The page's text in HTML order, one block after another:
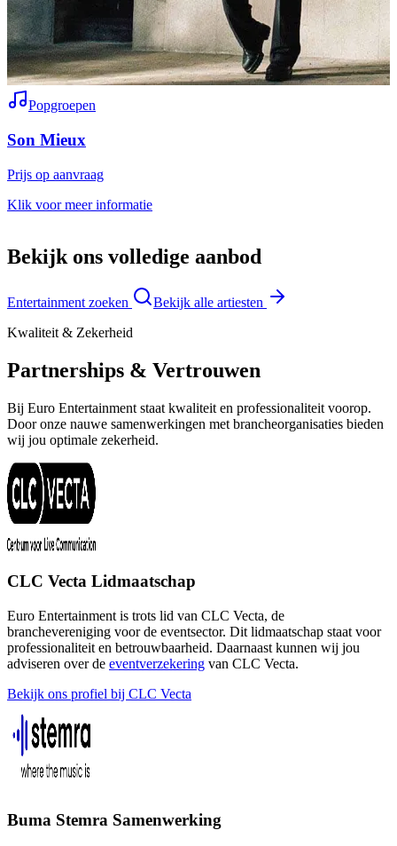
Popgroepen
Son Mieux
Prijs op aanvraag
Klik voor meer informatie
Bekijk ons volledige aanbod
Entertainment zoeken
Bekijk alle artiesten
Kwaliteit & Zekerheid
Partnerships & Vertrouwen
Bij Euro Entertainment staat kwaliteit en professionaliteit voorop.
Door onze nauwe samenwerkingen met brancheorganisaties bieden
wij jou optimale zekerheid.
CLC Vecta Lidmaatschap
Euro Entertainment is trots lid van CLC Vecta, de
branchevereniging voor de eventsector. Dit lidmaatschap staat voor
professionaliteit en betrouwbaarheid. Daarnaast kunnen wij jou
adviseren over de eventverzekering van CLC Vecta.
Bekijk ons profiel bij CLC Vecta
Buma Stemra Samenwerking